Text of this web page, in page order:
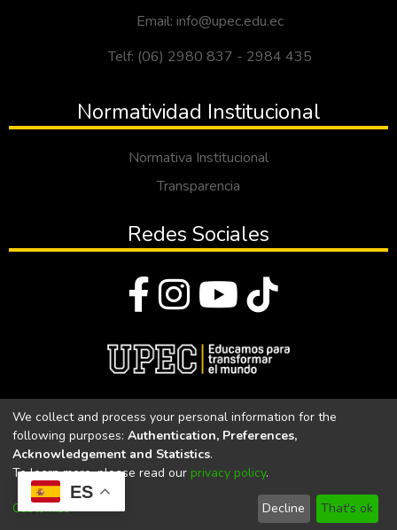
ES
Email: info@upec.edu.ec
Telf: (06) 2980 837 - 2984 435
Normatividad Institucional
Normativa Institucional
Transparencia
Redes Sociales
Universidad Politécnica Estatal del Carchi
Universidad Politécnica Estatal del Carchi | Acreditada por el
CACES Resolución N°. 160-SE-33-CACES-2020
We collect and process your personal information for the
following purposes: Authentication, Preferences,
Acknowledgement and Statistics.
To learn more, please read our privacy policy.
Customize Decline That's ok